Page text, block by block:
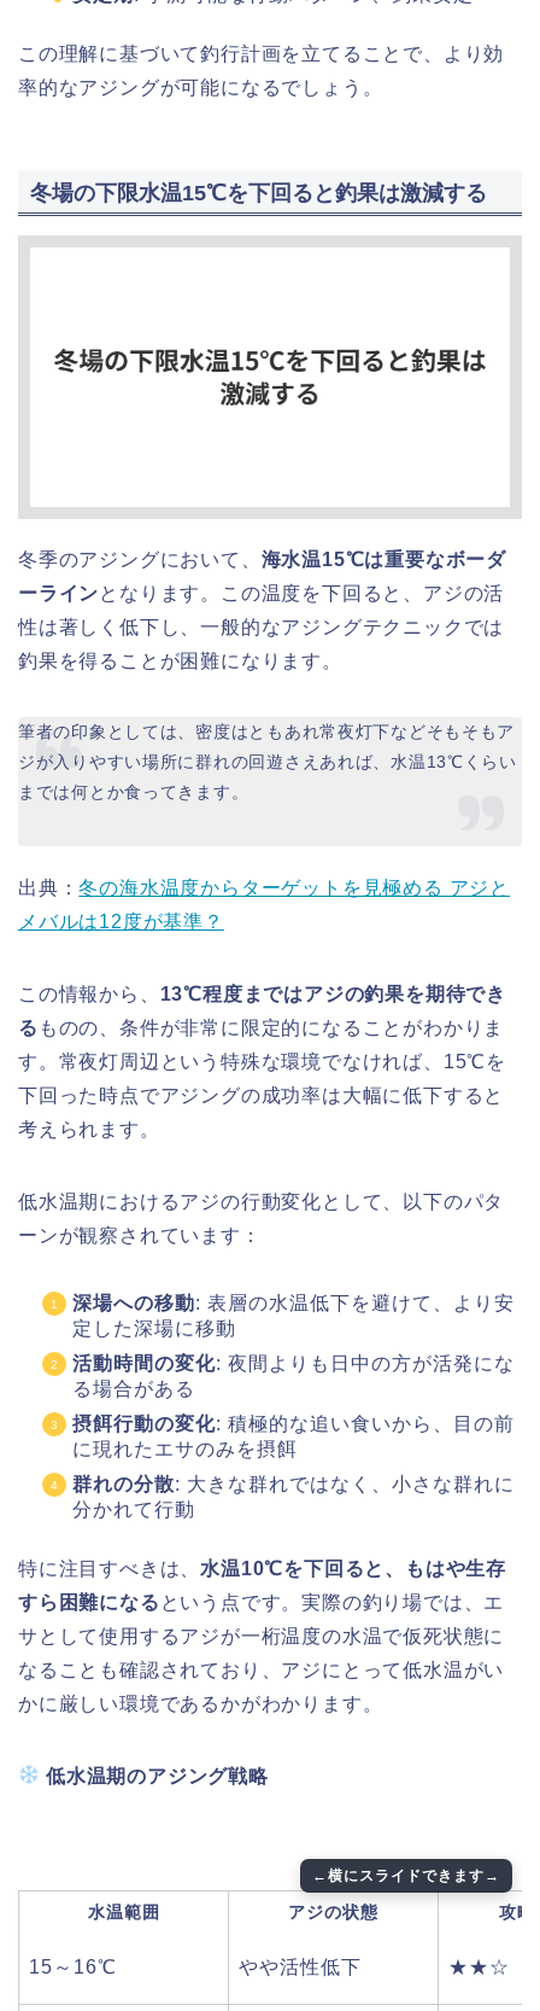
この理解に基づいて釣行計画を立てることで、より効
率的なアジングが可能になるでしょう。
冬場の下限水温15℃を下回ると釣果は激減する
冬季のアジングにおいて、 海水温15℃は重要なボーダ
ーラインとなります。この温度を下回ると、アジの活
性は著しく低下し、一般的なアジングテクニックでは
釣果を得ることが困難になります。
筆者の印象としては、密度はともあれ常夜灯下などそもそもア
ジが入りやすい場所に群れの回遊さえあれば、水温13℃くらい
までは何とか食ってきます。
出典：冬の海水温度からターゲットを見極める アジと
メバルは12度が基準？
この情報から、 13℃程度まではアジの釣果を期待でき
る ものの、条件が非常に限定的になることがわかりま
す。常夜灯周辺という特殊な環境でなければ、15℃を
下回った時点でアジングの成功率は大幅に低下すると
考えられます。
低水温期におけるアジの行動変化として、以下のパタ
ーンが観察されています：
深場への移動: 表層の水温低下を避けて、より安
定した深場に移動
活動時間の変化: 夜間よりも日中の方が活発にな
る場合がある
摂餌行動の変化: 積極的な追い食いから、目の前
に現れたエサのみを摂餌
群れの分散: 大きな群れではなく、小さな群れに
分かれて行動
特に注目すべきは、 水温10℃を下回ると、もはや生存
すら困難になる という点です。実際の釣り場では、エ
サとして使用するアジが一桁温度の水温で仮死状態に
なることも確認されており、アジにとって低水温がい
かに厳しい環境であるかがわかります。
低水温期のアジング戦略
水温範囲 アジの状態 攻略
15～16℃ やや活性低下 ★★☆